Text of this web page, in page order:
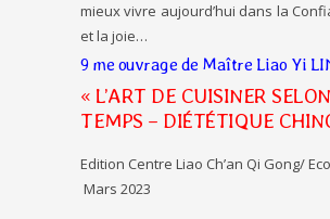
mieux vivre aujourd’hui dans la
et la joie…
9 me ouvrage de Maître Liao Yi
« L’ART DE CUISINER
TEMPS – DIÉTÉTIQUE
Edition Centre Liao Ch’an Qi Gong/
Mars 2023